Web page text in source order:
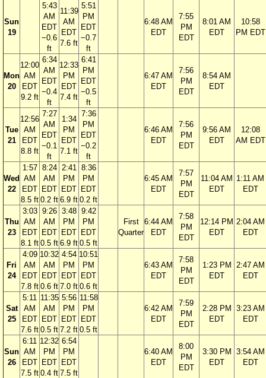
Sun
19
5:43
AM
EDT
−0.6
ft
11:39
AM
EDT
7.6 ft
5:51
PM
EDT
−0.7
ft
6:48 AM
EDT
7:55
PM
EDT
8:01 AM
EDT
10:58
PM EDT
Mon
20
12:00
AM
EDT
9.2 ft
6:34
AM
EDT
−0.4
ft
12:33
PM
EDT
7.4 ft
6:41
PM
EDT
−0.5
ft
6:47 AM
EDT
7:56
PM
EDT
8:54 AM
EDT
Tue
21
12:56
AM
EDT
8.8 ft
7:27
AM
EDT
−0.1
ft
1:34
PM
EDT
7.1 ft
7:36
PM
EDT
−0.2
ft
6:46 AM
EDT
7:56
PM
EDT
9:56 AM
EDT
12:08
AM EDT
Wed
22
1:57
AM
EDT
8.5 ft
8:24
AM
EDT
0.2 ft
2:41
PM
EDT
6.9 ft
8:36
PM
EDT
0.2 ft
6:45 AM
EDT
7:57
PM
EDT
11:04 AM
EDT
1:11 AM
EDT
Thu
23
3:03
AM
EDT
8.1 ft
9:26
AM
EDT
0.5 ft
3:48
PM
EDT
6.9 ft
9:42
PM
EDT
0.5 ft
First
Quarter
6:44 AM
EDT
7:58
PM
EDT
12:14 PM
EDT
2:04 AM
EDT
Fri
24
4:09
AM
EDT
7.8 ft
10:32
AM
EDT
0.6 ft
4:54
PM
EDT
7.0 ft
10:51
PM
EDT
0.6 ft
6:43 AM
EDT
7:58
PM
EDT
1:23 PM
EDT
2:47 AM
EDT
Sat
25
5:11
AM
EDT
7.6 ft
11:35
AM
EDT
0.5 ft
5:56
PM
EDT
7.2 ft
11:58
PM
EDT
0.5 ft
6:42 AM
EDT
7:59
PM
EDT
2:28 PM
EDT
3:23 AM
EDT
Sun
26
6:11
AM
EDT
7.5 ft
12:32
PM
EDT
0.4 ft
6:54
PM
EDT
7.5 ft
6:40 AM
EDT
8:00
PM
EDT
3:30 PM
EDT
3:54 AM
EDT